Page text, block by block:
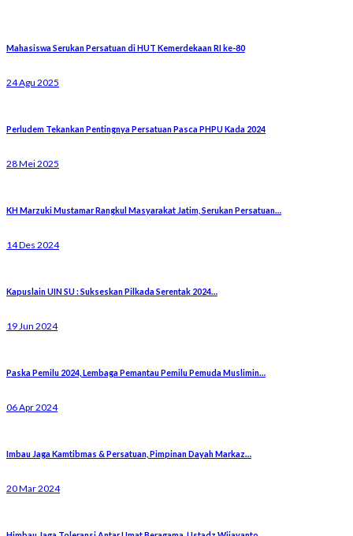
Mahasiswa Serukan Persatuan di HUT Kemerdekaan RI ke-80
24 Agu 2025
Perludem Tekankan Pentingnya Persatuan Pasca PHPU Kada 2024
28 Mei 2025
KH Marzuki Mustamar Rangkul Masyarakat Jatim, Serukan Persatuan…
14 Des 2024
Kapuslain UIN SU : Sukseskan Pilkada Serentak 2024…
19 Jun 2024
Paska Pemilu 2024, Lembaga Pemantau Pemilu Pemuda Muslimin…
06 Apr 2024
Imbau Jaga Kamtibmas & Persatuan, Pimpinan Dayah Markaz…
20 Mar 2024